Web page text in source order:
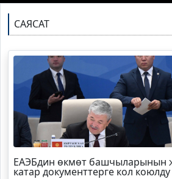
САЯСАТ
ЕАЭБдин өкмөт башчыларынын
катар документтерге кол коюлду